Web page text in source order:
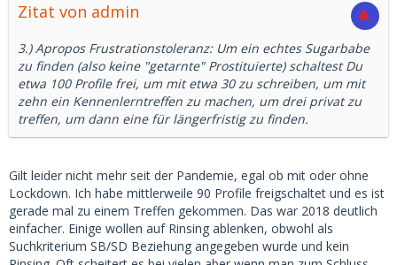
Zitat von admin
3.) Apropos Frustrationstoleranz: Um ein echtes Sugarbabe
zu finden (also keine "getarnte" Prostituierte) schaltest Du
etwa 100 Profile frei, um mit etwa 30 zu schreiben, um mit
zehn ein Kennenlerntreffen zu machen, um drei privat zu
treffen, um dann eine für längerfristig zu finden.
Gilt leider nicht mehr seit der Pandemie, egal ob mit oder ohne
Lockdown. Ich habe mittlerweile 90 Profile freigschaltet und es ist
gerade mal zu einem Treffen gekommen. Das war 2018 deutlich
einfacher. Einige wollen auf Rinsing ablenken, obwohl als
Suchkriterium SB/SD Beziehung angegeben wurde und kein